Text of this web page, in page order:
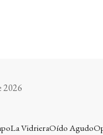
2026
La VidrieraOído Agudo